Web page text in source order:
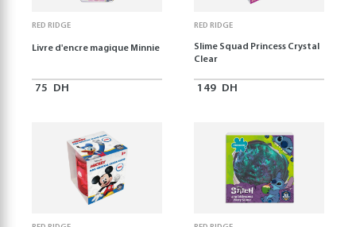
RED RIDGE
Livre d'encre magique Minnie
75 DH
RED RIDGE
Slime Squad Princess Crystal
Clear
149 DH